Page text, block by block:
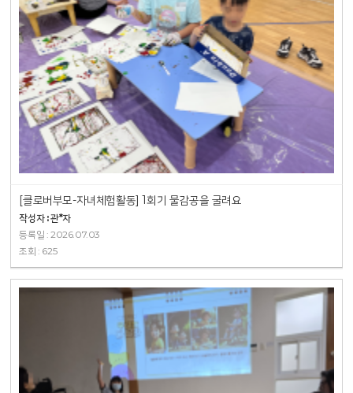
[클로버부모-자녀체험활동] 1회기 물감공을 굴려요
작성자 : 관*자
등록일 : 2026.07.03
조회 : 625